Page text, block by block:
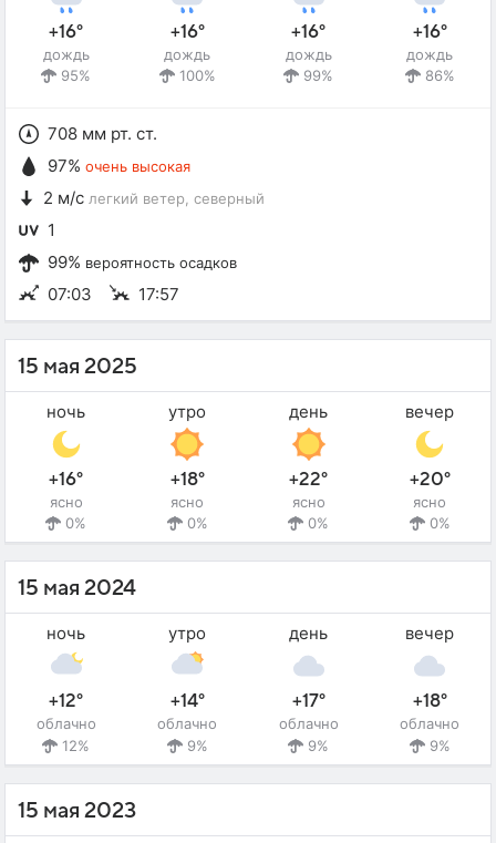
+16°
дождь
95%
+16°
дождь
100%
+16°
дождь
99%
+16°
дождь
86%
708 мм рт. ст.
97% очень высокая
2 м/с легкий ветер , северный
1
99% вероятность осадков
07:03 17:57
15 мая 2025
ночь
+16°
ясно
0%
утро
+18°
ясно
0%
день
+22°
ясно
0%
вечер
+20°
ясно
0%
15 мая 2024
ночь
+12°
облачно
12%
утро
+14°
облачно
9%
день
+17°
облачно
9%
вечер
+18°
облачно
9%
15 мая 2023